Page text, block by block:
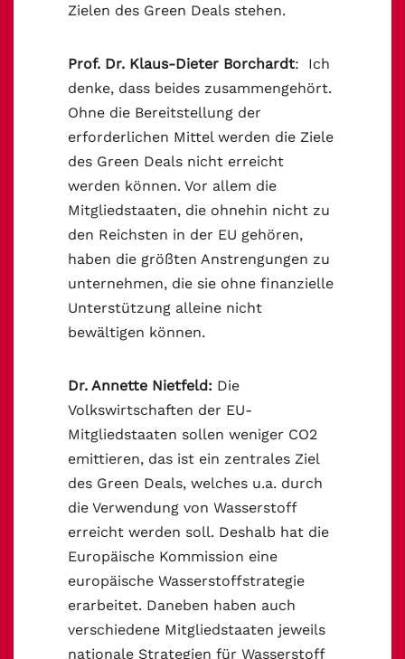
Zielen des Green Deals stehen.
Prof. Dr. Klaus-Dieter Borchardt: Ich
denke, dass beides zusammengehört.
Ohne die Bereitstellung der
erforderlichen Mittel werden die Ziele
des Green Deals nicht erreicht
werden können. Vor allem die
Mitgliedstaaten, die ohnehin nicht zu
den Reichsten in der EU gehören,
haben die größten Anstrengungen zu
unternehmen, die sie ohne finanzielle
Unterstützung alleine nicht
bewältigen können.
Dr. Annette Nietfeld: Die
Volkswirtschaften der EU-
Mitgliedstaaten sollen weniger CO2
emittieren, das ist ein zentrales Ziel
des Green Deals, welches u.a. durch
die Verwendung von Wasserstoff
erreicht werden soll. Deshalb hat die
Europäische Kommission eine
europäische Wasserstoffstrategie
erarbeitet. Daneben haben auch
verschiedene Mitgliedstaaten jeweils
nationale Strategien für Wasserstoff